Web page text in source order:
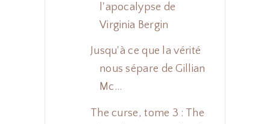
l'apocalypse de
Virginia Bergin
Jusqu'à ce que la vérité
nous sépare de Gillian
Mc...
The curse, tome 3 : The